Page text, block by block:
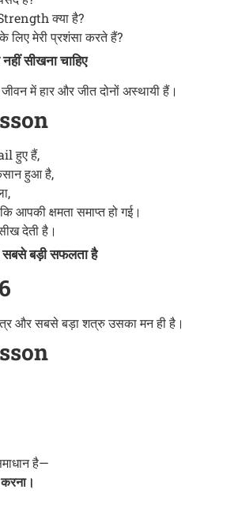
क्या है?
लिए मेरी प्रशंसा करते हैं?
सीखना चाहिए
में हार और जीत दोनों अस्थायी हैं।
हुए हैं,
हुआ है,
आपकी क्षमता समाप्त हो गई।
देती है।
सबसे बड़ी सफलता है
और सबसे बड़ा शत्रु उसका मन ही है।
है—